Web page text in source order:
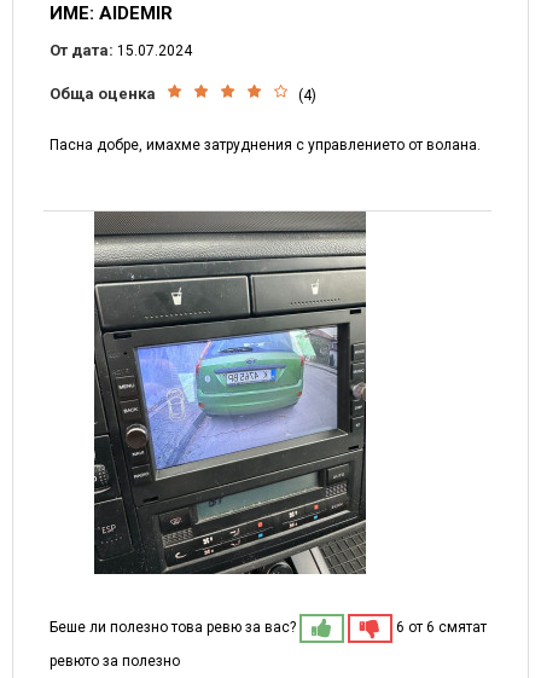
ИМЕ: AIDEMIR
От дата: 15.07.2024
Обща оценка (4)
Пасна добре, имахме затруднения с управлението от волана.
Беше ли полезно това ревю за вас?
6 от 6 смятат
ревюто за полезно